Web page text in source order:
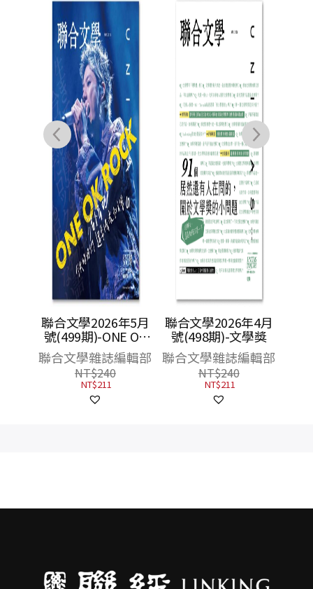
聯合文學2026年5月
號(499期)-ONE OK
ROCK
聯合文學雜誌編輯部
NT$240
NT$211
聯合文學2026年4月
號(498期)-文學獎
聯合文學雜誌編輯部
NT$240
NT$211